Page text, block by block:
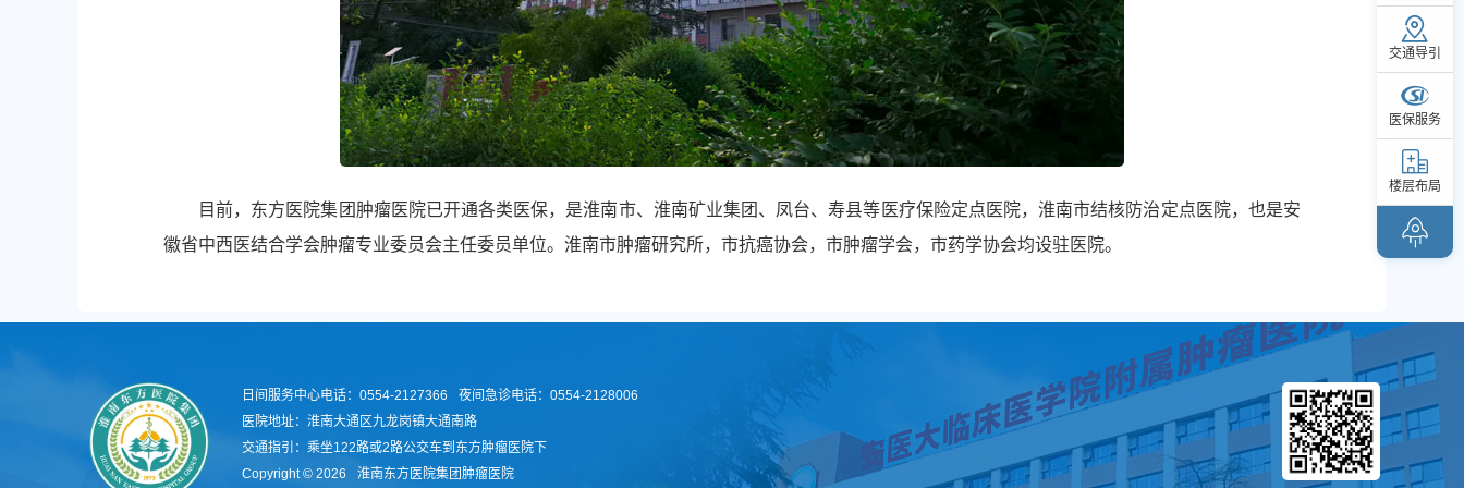
目前，东方医院集团肿瘤医院已开通各类医保，是淮南市、淮南矿业集团、凤台、寿县等医疗保险定点医院，淮南市结核防治定点医院，也是安
徽省中西医结合学会肿瘤专业委员会主任委员单位。淮南市肿瘤研究所，市抗癌协会，市肿瘤学会，市药学协会均设驻医院。
日间服务中心电话：0554-2127366
夜间急诊电话：0554-2128006
医院地址：淮南大通区九龙岗镇大通南路
交通指引：乘坐122路或2路公交车到东方肿瘤医院下
Copyright © 2026
淮南东方医院集团肿瘤医院
交通导引
医保服务
楼层布局